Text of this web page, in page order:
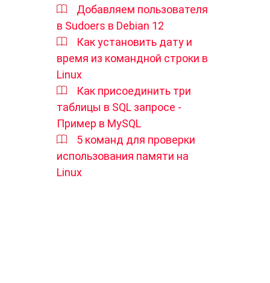
Добавляем пользователя
в Sudoers в Debian 12
Как установить дату и
время из командной строки в
Linux
Как присоединить три
таблицы в SQL запросе -
Пример в MySQL
5 команд для проверки
использования памяти на
Linux